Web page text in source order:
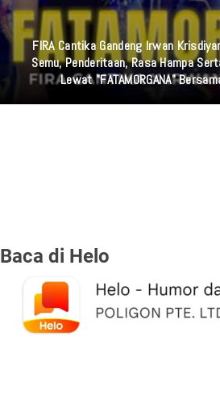
Polisi Ungkap Identitas Pemilik 995
Gun Di Sekolah
Baca di Helo